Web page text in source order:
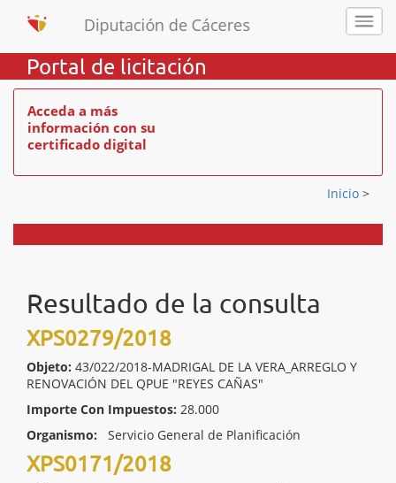
Portal de licitación
Acceda a más
información con su
certificado digital
Inicio >
Resultado de la consulta
XPS0279/2018
Objeto: 43/022/2018-MADRIGAL DE LA VERA_ARREGLO Y
RENOVACIÓN DEL QPUE "REYES CAÑAS"
Importe Con Impuestos: 28.000
Organismo:
Servicio General de Planificación
XPS0171/2018